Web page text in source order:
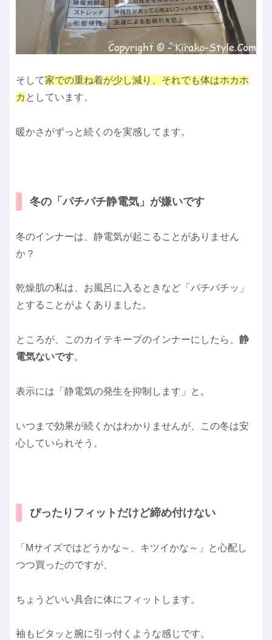
そして家での重ね着が少し減り、それでも体はホカホ
カ としています。
暖かさがずっと続くのを実感してます。
冬の「パチパチ静電気」が嫌いです
冬のインナーは、静電気が起こることがありません
か？
乾燥肌の私は、お風呂に入るときなど「パチパチッ」
とすることがよくありました。
ところが、このカイテキープのインナーにしたら、 静
電気ないです。
表示には「静電気の発生を抑制します」と。
いつまで効果が続くかはわかりませんが、この冬は安
心していられそう。
ぴったりフィットだけど締め付けない
「Mサイズではどうかな～、キツイかな～」と心配し
つつ買ったのですが、
ちょうどいい具合に体にフィットします。
袖もピタッと腕に引っ付くような感じです。